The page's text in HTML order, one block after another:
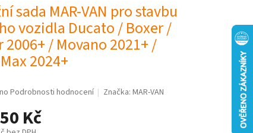
sada MAR-VAN pro stavbu
vozidla Ducato / Boxer /
/ Movano 2021+ /
2024+
Podrobnosti hodnocení Značka:MAR-VAN
Kč